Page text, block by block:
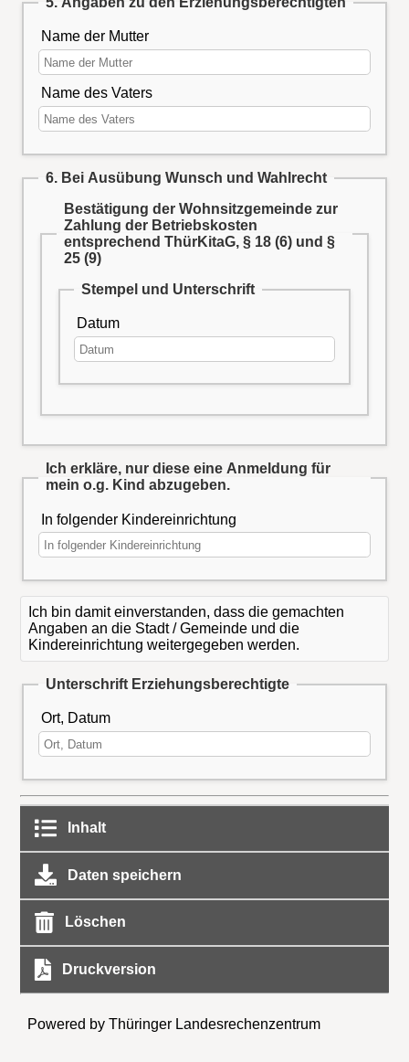
Name der Mutter
Name des Vaters
6. Bei Ausübung Wunsch und Wahlrecht
Bestätigung der Wohnsitzgemeinde zur
Zahlung der Betriebskosten
entsprechend ThürKitaG, § 18 (6) und §
25 (9)
Stempel und Unterschrift
Datum
Ich erkläre, nur diese eine Anmeldung für
mein o.g. Kind abzugeben.
In folgender Kindereinrichtung
Ich bin damit einverstanden, dass die gemachten
Angaben an die Stadt / Gemeinde und die
Kindereinrichtung weitergegeben werden.
Unterschrift Erziehungsberechtigte
Ort, Datum
Inhalt
Daten speichern
Löschen
Druckversion
Powered by Thüringer Landesrechenzentrum